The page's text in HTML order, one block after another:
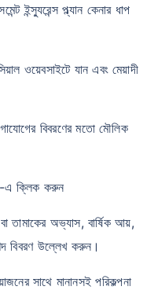
ইন্স্যুরেন্স প্ল্যান কেনার ধাপ
ওয়েবসাইটে যান এবং মেয়াদী
বিবরণের মতো মৌলিক
এ ক্লিক করুন
তামাকের অভ্যাস, বার্ষিক আয়,
বিবরণ উল্লেখ করুন।
সাথে মানানসই পরিকল্পনা